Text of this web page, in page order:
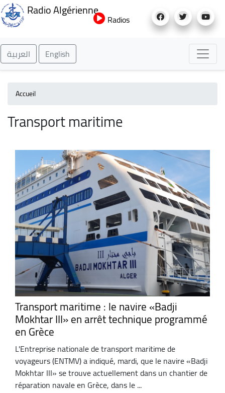
au
Radio Algérienne
Radios
العربية English
Accueil
Transport maritime
Transport maritime : le navire «Badji
Mokhtar III» en arrêt technique programmé
en Grèce
L'Entreprise nationale de transport maritime de
voyageurs (ENTMV) a indiqué, mardi, que le navire «Badji
Mokhtar III» se trouve actuellement dans un chantier de
réparation navale en Grèce, dans le ...